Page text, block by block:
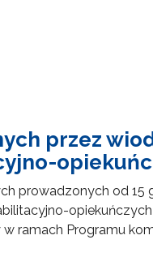
przez
prowadzonych od 15
ramach Programu